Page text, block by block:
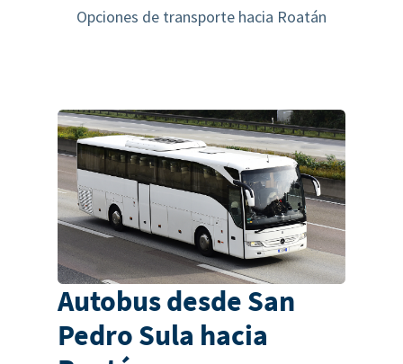
Opciones de transporte hacia Roatán
Autobus desde San
Pedro Sula hacia